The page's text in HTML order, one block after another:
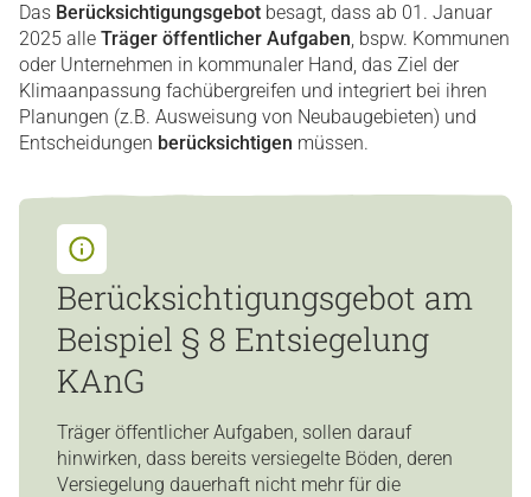
Das Berücksichtigungsgebot besagt, dass ab 01. Januar
2025 alle Träger öffentlicher Aufgaben, bspw. Kommunen
oder Unternehmen in kommunaler Hand, das Ziel der
Klimaanpassung fachübergreifen und integriert bei ihren
Planungen (z.B. Ausweisung von Neubaugebieten) und
Entscheidungen berücksichtigen müssen.
Berücksichtigungsgebot am
Beispiel § 8 Entsiegelung
KAnG
Träger öffentlicher Aufgaben, sollen darauf
hinwirken, dass bereits versiegelte Böden, deren
Versiegelung dauerhaft nicht mehr für die